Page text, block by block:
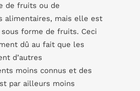
de fruits ou de
alimentaires, mais elle est
forme de fruits. Ceci
dû au fait que les
d’autres
moins connus et des
par ailleurs moins